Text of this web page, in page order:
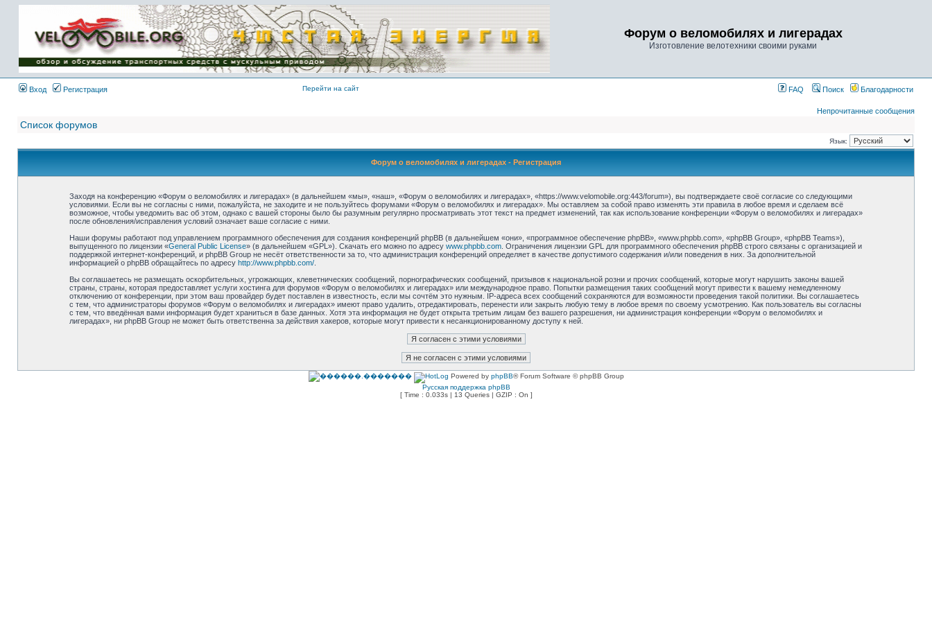
Имя пользователя:
Пароль:
{ LOG_ME_IN_SHORT
}
Форум о веломобилях и лигерадах
Изготовление велотехники своими руками
Вход Регистрация Перейти на сайт FAQ Поиск Благодарности
Непрочитанные сообщения
Список форумов
Язык:
Форум о веломобилях и лигерадах - Регистрация
Заходя на конференцию «Форум о веломобилях и лигерадах» (в дальнейшем «мы», «наш», «Форум о веломобилях и лигерадах», «https://www.velomobile.org:443/forum»), вы подтверждаете своё согласие со следующими
условиями. Если вы не согласны с ними, пожалуйста, не заходите и не пользуйтесь форумами «Форум о веломобилях и лигерадах». Мы оставляем за собой право изменять эти правила в любое время и сделаем всё
возможное, чтобы уведомить вас об этом, однако с вашей стороны было бы разумным регулярно просматривать этот текст на предмет изменений, так как использование конференции «Форум о веломобилях и лигерадах»
после обновления/исправления условий означает ваше согласие с ними.
Наши форумы работают под управлением программного обеспечения для создания конференций phpBB (в дальнейшем «они», «программное обеспечение phpBB», «www.phpbb.com», «phpBB Group», «phpBB Teams»),
выпущенного по лицензии «General Public License» (в дальнейшем «GPL»). Скачать его можно по адресу www.phpbb.com . Ограничения лицензии GPL для программного обеспечения phpBB строго связаны с организацией и
поддержкой интернет-конференций, и phpBB Group не несёт ответственности за то, что администрация конференций определяет в качестве допустимого содержания и/или поведения в них. За дополнительной
информацией о phpBB обращайтесь по адресу http://www.phpbb.com/
Вы соглашаетесь не размещать оскорбительных, угрожающих, клеветнических сообщений, порнографических сообщений, призывов к национальной розни и прочих сообщений, которые могут нарушить законы вашей
страны, страны, которая предоставляет услуги хостинга для форумов «Форум о веломобилях и лигерадах» или международное право. Попытки размещения таких сообщений могут привести к вашему немедленному
отключению от конференции, при этом ваш провайдер будет поставлен в известность, если мы сочтём это нужным. IP-адреса всех сообщений сохраняются для возможности проведения такой политики. Вы соглашаетесь
с тем, что администраторы форумов «Форум о веломобилях и лигерадах» имеют право удалить, отредактировать, перенести или закрыть любую тему в любое время по своему усмотрению. Как пользователь вы согласны
с тем, что введённая вами информация будет храниться в базе данных. Хотя эта информация не будет открыта третьим лицам без вашего разрешения, ни администрация конференции «Форум о веломобилях и
лигерадах», ни phpBB Group не может быть ответственна за действия хакеров, которые могут привести к несанкционированному доступу к ней.
Powered by phpBB® Forum Software © phpBB Group
Русская поддержка phpBB
[ Time : 0.033s | 13 Queries | GZIP : On ]